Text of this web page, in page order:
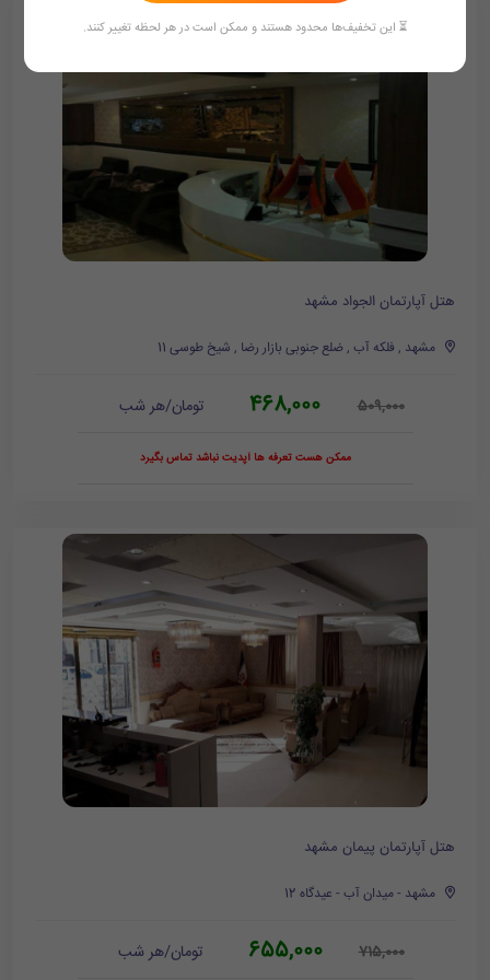
هتل آپارتمان الجواد مشهد
مشهد , فلکه آب , ضلع جنوبی بازار رضا , شیخ طوسی 11
509,000
468,000 تومان/هر شب
ممکن هست تعرفه ها آپدیت نباشد تماس بگیرد
هتل آپارتمان پیمان مشهد
مشهد - میدان آب - عیدگاه 12
715,000
655,000 تومان/هر شب
⏳ این تخفیف‌ها محدود هستند و ممکن است در هر لحظه تغییر کنند.